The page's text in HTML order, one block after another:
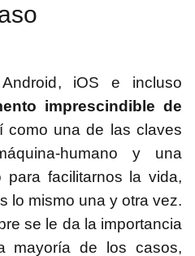
iOS e incluso
imprescindible de
como una de las claves
humano y una
para facilitarnos la vida,
lo mismo una y otra vez.
se le da la importancia
mayoría de los casos,